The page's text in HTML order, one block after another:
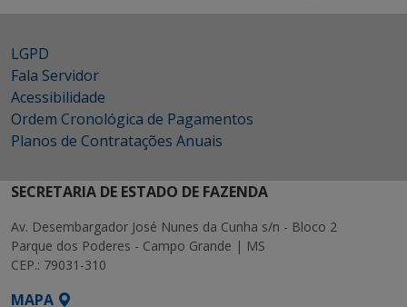
LGPD
Fala Servidor
Acessibilidade
Ordem Cronológica de Pagamentos
Planos de Contratações Anuais
SECRETARIA DE ESTADO DE FAZENDA
Av. Desembargador José Nunes da Cunha s/n - Bloco 2
Parque dos Poderes - Campo Grande | MS
CEP.: 79031-310
MAPA